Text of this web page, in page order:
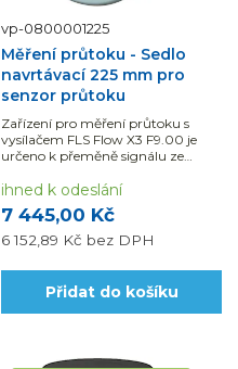
vp-0800001225
Měření průtoku - Sedlo
navrtávací 225 mm pro
senzor průtoku
Zařízení pro měření průtoku s
vysílačem FLS Flow X3 F9.00 je
určeno k přeměně signálu ze
údaje zobrazované...
7 445,00 Kč
6 152,89 Kč bez DPH
ihned k odeslání
Přidat do košíku